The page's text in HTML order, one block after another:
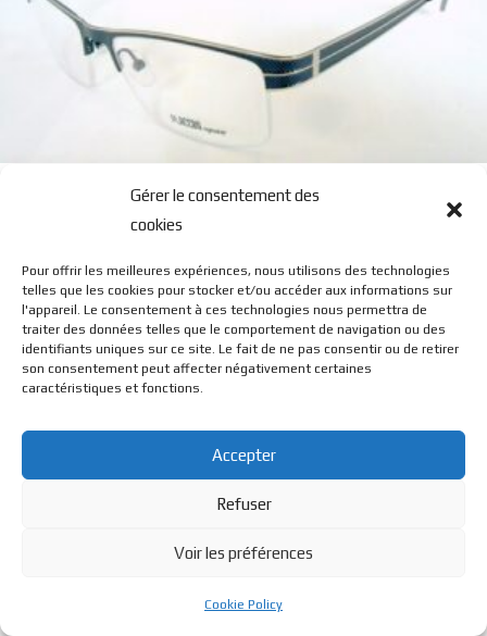
Gérer le consentement des
cookies
Pour offrir les meilleures expériences, nous utilisons des technologies
telles que les cookies pour stocker et/ou accéder aux informations sur
l'appareil. Le consentement à ces technologies nous permettra de
traiter des données telles que le comportement de navigation ou des
identifiants uniques sur ce site. Le fait de ne pas consentir ou de retirer
son consentement peut affecter négativement certaines
caractéristiques et fonctions.
Accepter
Refuser
Voir les préférences
Cookie Policy
© BL Optique - 22 Rue de la Cueille - 39170 Lavans Les St
Claude - 2023 - Tous droits réservés